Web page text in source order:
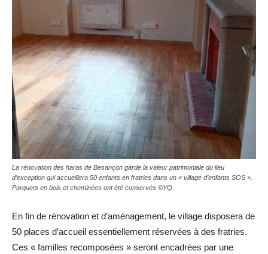
La rénovation des haras de Besançon garde la valeur patrimoniale du lieu
d’exception qui accueillera 50 enfants en fratries dans un « village d’enfants SOS ».
Parquets en bois et cheminées ont été conservés ©YQ
En fin de rénovation et d’aménagement, le village disposera de
50 places d’accueil essentiellement réservées à des fratries.
Ces « familles recomposées » seront encadrées par une